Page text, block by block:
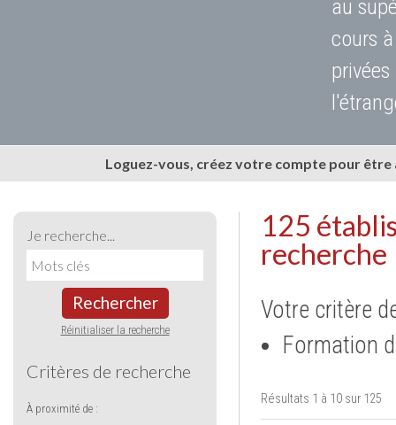
au
cours
Loguez-vous, créez votre compte pour
Je recherche...
Rechercher
Réinitialiser la recherche
Critères de recherche
À proximité de :
125
recherche
Votre critère
Formation
Résultats 1 à 10 sur 125